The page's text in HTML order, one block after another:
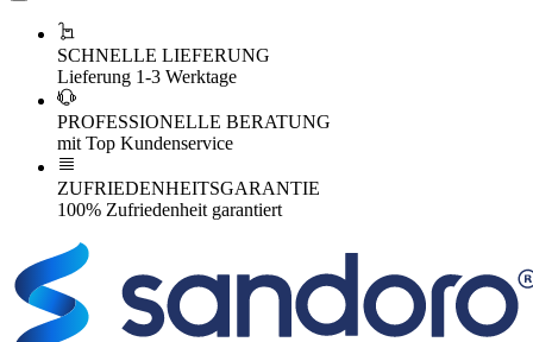
SCHNELLE LIEFERUNG
Lieferung 1-3 Werktage
PROFESSIONELLE BERATUNG
mit Top Kundenservice
ZUFRIEDENHEITSGARANTIE
100% Zufriedenheit garantiert